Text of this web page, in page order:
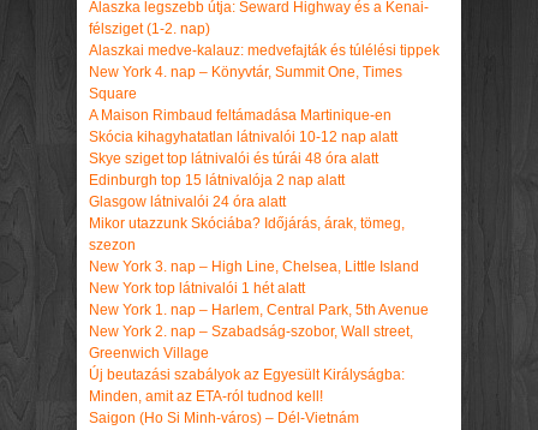
Alaszka legszebb útja: Seward Highway és a Kenai-
félsziget (1-2. nap)
Alaszkai medve-kalauz: medvefajták és túlélési tippek
New York 4. nap – Könyvtár, Summit One, Times
Square
A Maison Rimbaud feltámadása Martinique-en
Skócia kihagyhatatlan látnivalói 10-12 nap alatt
Skye sziget top látnivalói és túrái 48 óra alatt
Edinburgh top 15 látnivalója 2 nap alatt
Glasgow látnivalói 24 óra alatt
Mikor utazzunk Skóciába? Időjárás, árak, tömeg,
szezon
New York 3. nap – High Line, Chelsea, Little Island
New York top látnivalói 1 hét alatt
New York 1. nap – Harlem, Central Park, 5th Avenue
New York 2. nap – Szabadság-szobor, Wall street,
Greenwich Village
Új beutazási szabályok az Egyesült Királyságba:
Minden, amit az ETA-ról tudnod kell!
Saigon (Ho Si Minh-város) – Dél-Vietnám